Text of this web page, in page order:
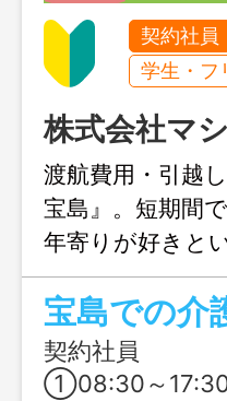
契約社員
学生・フ
株式会社マ
渡航費用・引越
宝島』。短期間
年寄りが好きと
で、一人ひとり
宝島での介
契約社員
①08:30～17:30